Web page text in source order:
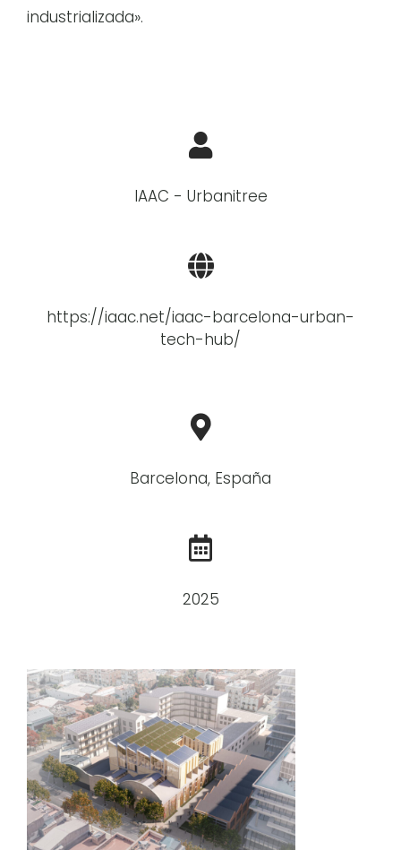
industrializada».
IAAC - Urbanitree
https://iaac.net/iaac-barcelona-urban-
tech-hub/
Barcelona, España
2025